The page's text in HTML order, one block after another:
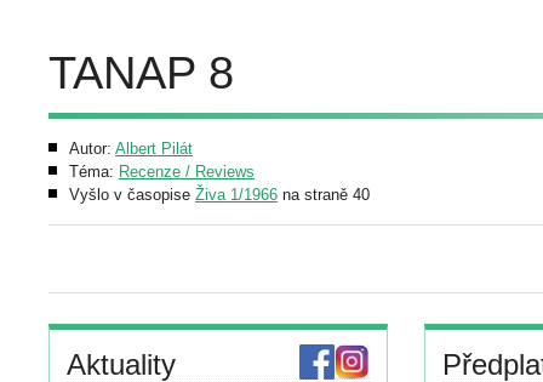
TANAP 8
Autor: Albert Pilát
Téma: Recenze / Reviews
Vyšlo v časopise Živa 1/1966 na straně 40
Aktuality